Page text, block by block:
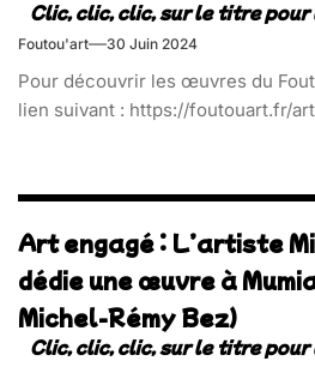
Foutou'art 30 Juin 2024
Pour découvrir les œuvres du
lien suivant : https://foutouart.fr/
Art engagé : L’artiste
dédie une œuvre à
Michel-Rémy Bez)